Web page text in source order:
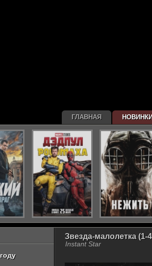
Звезда-малолетка (1-
Instant Star
ГЛАВНАЯ